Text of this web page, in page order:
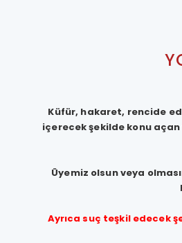
Küfür, hakaret, rencide
içerecek şekilde konu
Üyemiz olsun veya
Ayrıca suç teşkil edecek